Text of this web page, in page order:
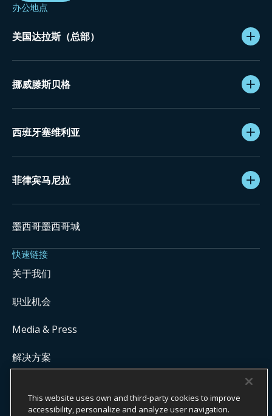
办公地点
美国达拉斯（总部）
挪威滕斯贝格
西班牙塞维利亚
菲律宾马尼拉
墨西哥墨西哥城
快速链接
关于我们
职业机会
Media & Press
解决方案
This website uses own and third-party cookies to improve
accessibility, personalize and analyze user navigation.